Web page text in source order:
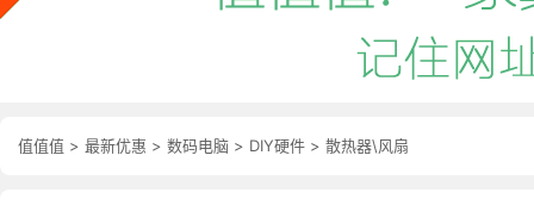
值值值 > 最新优惠 > 数码电脑 > DIY硬件 > 散热器\风扇